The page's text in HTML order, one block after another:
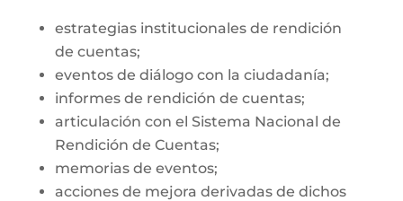
estrategias institucionales de rendición
de cuentas;
eventos de diálogo con la ciudadanía;
informes de rendición de cuentas;
articulación con el Sistema Nacional de
Rendición de Cuentas;
memorias de eventos;
acciones de mejora derivadas de dichos